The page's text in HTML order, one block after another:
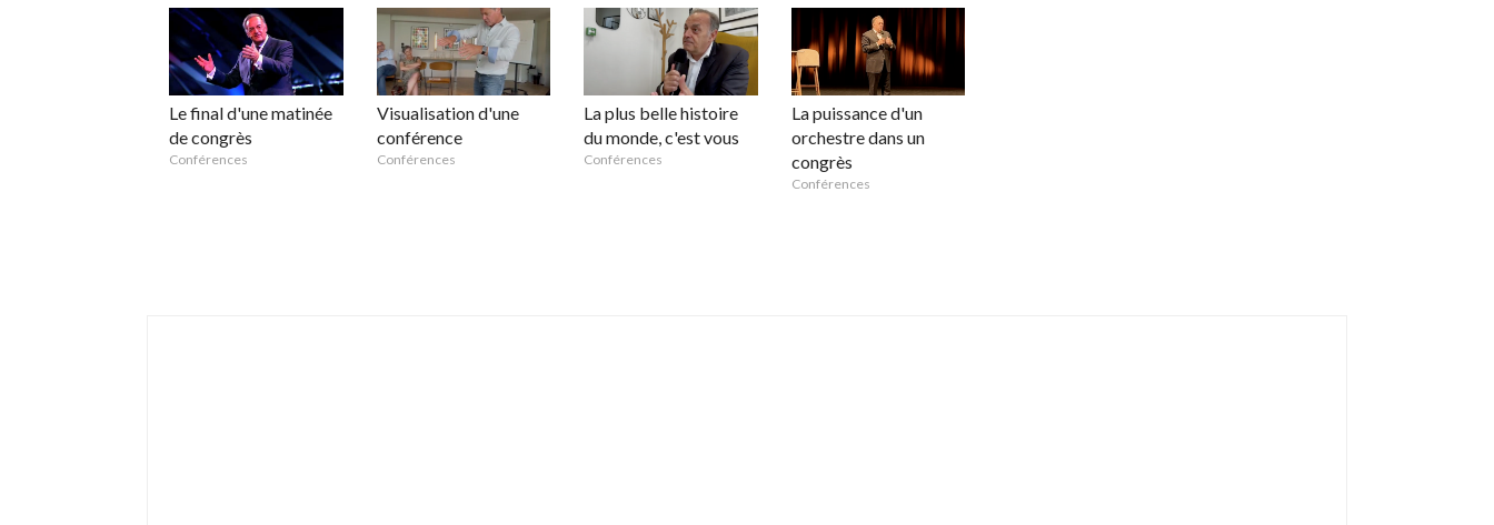
Le final d'une matinée
de congrès
Conférences
Visualisation d'une
conférence
Conférences
La plus belle histoire
du monde, c'est vous
Conférences
La puissance d'un
orchestre dans un
congrès
Conférences